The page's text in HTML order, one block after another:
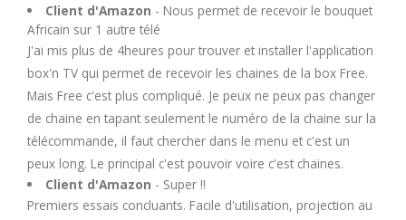
Client d'Amazon - Nous permet de recevoir le bouquet
Africain sur 1 autre télé
J'ai mis plus de 4heures pour trouver et installer l'application
box'n TV qui permet de recevoir les chaines de la box Free.
Mais Free c'est plus compliqué. Je peux ne peux pas changer
de chaine en tapant seulement le numéro de la chaine sur la
télécommande, il faut chercher dans le menu et c'est un
peux long. Le principal c'est pouvoir voire c'est chaines.
Client d'Amazon - Super !!
Premiers essais concluants. Facile d'utilisation, projection au